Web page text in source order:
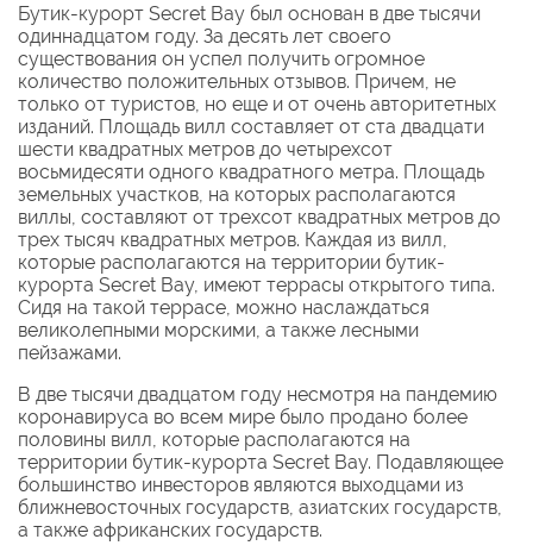
Бутик-курорт Secret Bay был основан в две тысячи
одиннадцатом году. За десять лет своего
существования он успел получить огромное
количество положительных отзывов. Причем, не
только от туристов, но еще и от очень авторитетных
изданий. Площадь вилл составляет от ста двадцати
шести квадратных метров до четырехсот
восьмидесяти одного квадратного метра. Площадь
земельных участков, на которых располагаются
виллы, составляют от трехсот квадратных метров до
трех тысяч квадратных метров. Каждая из вилл,
которые располагаются на территории бутик-
курорта Secret Bay, имеют террасы открытого типа.
Сидя на такой террасе, можно наслаждаться
великолепными морскими, а также лесными
пейзажами.
В две тысячи двадцатом году несмотря на пандемию
коронавируса во всем мире было продано более
половины вилл, которые располагаются на
территории бутик-курорта Secret Bay. Подавляющее
большинство инвесторов являются выходцами из
ближневосточных государств, азиатских государств,
а также африканских государств.